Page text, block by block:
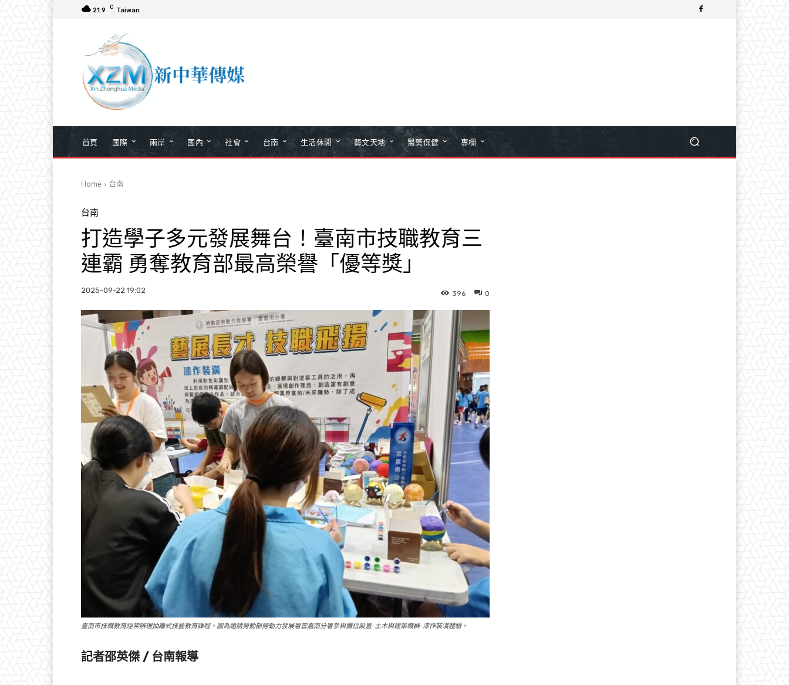
21.9 C Taiwan
首頁 國際 兩岸 國內 社會 台南 生活休閒 藝文天地 醫藥保健 專欄
Home 台南
台南
打造學子多元發展舞台！臺南市技職教育三
連霸 勇奪教育部最高榮譽「優等獎」
2025-09-22 19:02 0
396
臺南市技職教育經常辦理抽離式技藝教育課程。圖為邀請勞動部勞動力發展署雲嘉南分署參與攤位設置-土木與建築職群-漆作裝潢體驗。
記者邵英傑 / 台南報導